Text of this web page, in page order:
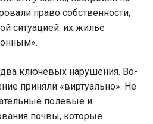
право собственности,
ситуацией: их жилье
ключевых нарушения. Во-
приняли «виртуально». Не
полевые и
почвы, которые